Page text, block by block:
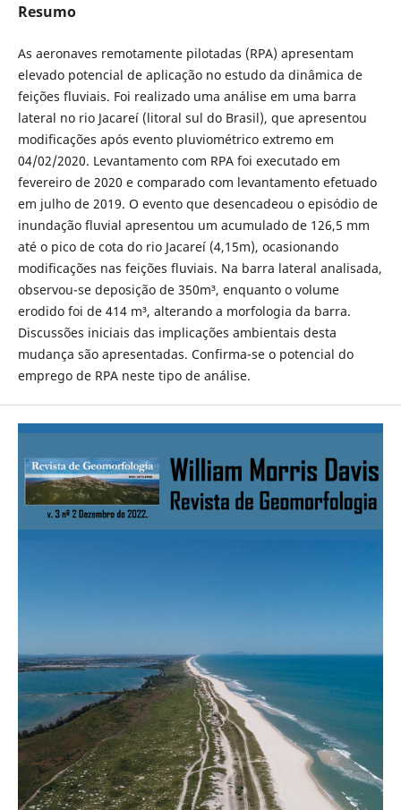
Resumo
As aeronaves remotamente pilotadas (RPA) apresentam
elevado potencial de aplicação no estudo da dinâmica de
feições fluviais. Foi realizado uma análise em uma barra
lateral no rio Jacareí (litoral sul do Brasil), que apresentou
modificações após evento pluviométrico extremo em
04/02/2020. Levantamento com RPA foi executado em
fevereiro de 2020 e comparado com levantamento efetuado
em julho de 2019. O evento que desencadeou o episódio de
inundação fluvial apresentou um acumulado de 126,5 mm
até o pico de cota do rio Jacareí (4,15m), ocasionando
modificações nas feições fluviais. Na barra lateral analisada,
observou-se deposição de 350m³, enquanto o volume
erodido foi de 414 m³, alterando a morfologia da barra.
Discussões iniciais das implicações ambientais desta
mudança são apresentadas. Confirma-se o potencial do
emprego de RPA neste tipo de análise.